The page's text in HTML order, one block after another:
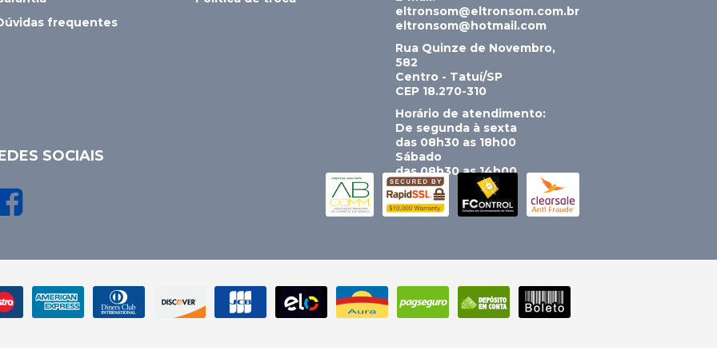
frequentes
eltronsom@eltronsom.com.br
eltronsom@hotmail.com
Rua Quinze de Novembro,
582
Centro - Tatuí/SP
CEP 18.270-310
Horário de atendimento:
De segunda à sexta
das 08h30 as 18h00
Sábado
das 08h30 as 14h00
SOCIAIS